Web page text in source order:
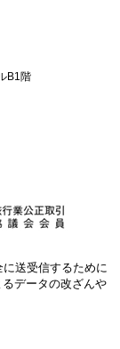
B1階
送受信するために
データの改ざんや